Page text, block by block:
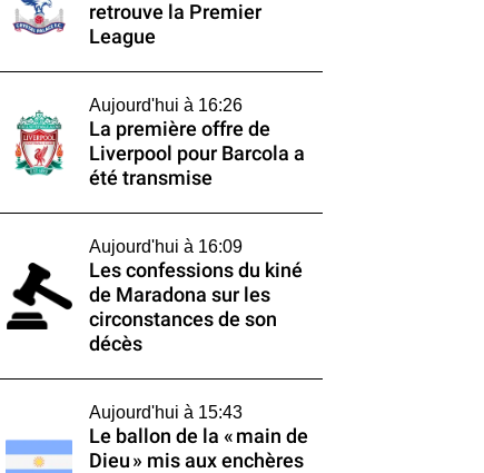
retrouve la Premier
League
Aujourd'hui à 16:26
La première offre de
Liverpool pour Barcola a
été transmise
Aujourd'hui à 16:09
Les confessions du kiné
de Maradona sur les
circonstances de son
décès
Aujourd'hui à 15:43
Le ballon de la « main de
Dieu » mis aux enchères